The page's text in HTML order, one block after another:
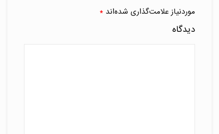
موردنیاز علامت‌گذاری شده‌اند *
دیدگاه